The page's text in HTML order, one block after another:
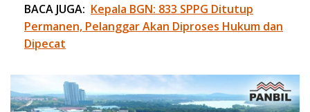
BACA JUGA: Kepala BGN: 833 SPPG Ditutup
Permanen, Pelanggar Akan Diproses Hukum dan
Dipecat